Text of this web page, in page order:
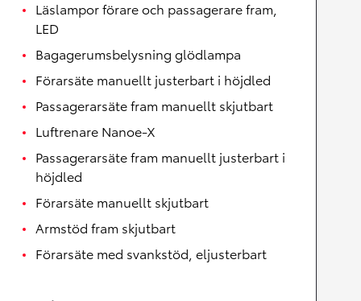
Läslampor förare och passagerare fram,
LED
Bagagerumsbelysning glödlampa
Förarsäte manuellt justerbart i höjdled
Passagerarsäte fram manuellt skjutbart
Luftrenare Nanoe-X
Passagerarsäte fram manuellt justerbart i
höjdled
Förarsäte manuellt skjutbart
Armstöd fram skjutbart
Förarsäte med svankstöd, eljusterbart